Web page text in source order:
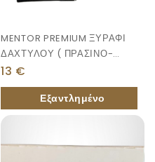
MENTOR PREMIUM ΞΥΡΑΦΙ
ΔΑΧΤΥΛΟΥ ( ΠΡΑΣΙΝΟ-
ΜΑΥΡΟ)
13 €